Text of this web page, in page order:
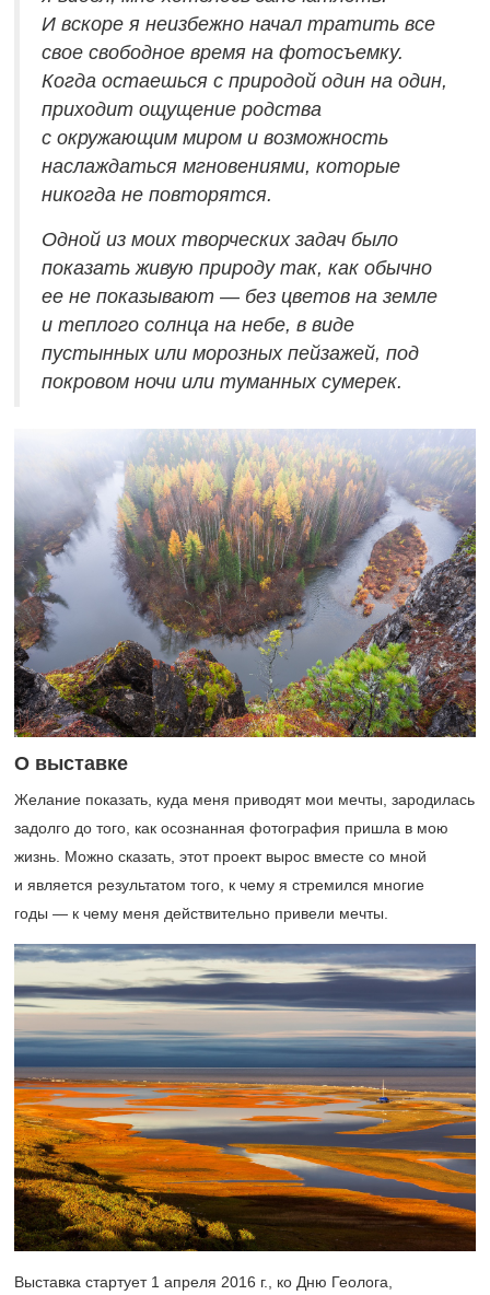
И вскоре я неизбежно начал тратить все
свое свободное время на фотосъемку.
Когда остаешься с природой один на один,
приходит ощущение родства
с окружающим миром и возможность
наслаждаться мгновениями, которые
никогда не повторятся.
Одной из моих творческих задач было
показать живую природу так, как обычно
ее не показывают — без цветов на земле
и теплого солнца на небе, в виде
пустынных или морозных пейзажей, под
покровом ночи или туманных сумерек.
О выставке
Желание показать, куда меня приводят мои мечты, зародилась
задолго до того, как осознанная фотография пришла в мою
жизнь. Можно сказать, этот проект вырос вместе со мной
и является результатом того, к чему я стремился многие
годы — к чему меня действительно привели мечты.
Выставка стартует 1 апреля 2016 г., ко Дню Геолога,